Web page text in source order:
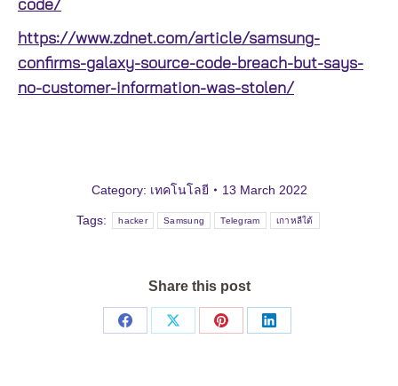
code/
https://www.zdnet.com/article/samsung-
confirms-galaxy-source-code-breach-but-says-
no-customer-information-was-stolen/
Category: เทคโนโลยี 13 March 2022
Tags: hacker Samsung Telegram เกาหลีใต้
Share this post
Share
Share
Share
Share